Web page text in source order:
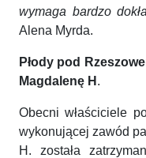
wymaga bardzo
Alena Myrda.
Płody pod
Magdalenę H .
Obecni właściciele
wykonującej zawód
H. została